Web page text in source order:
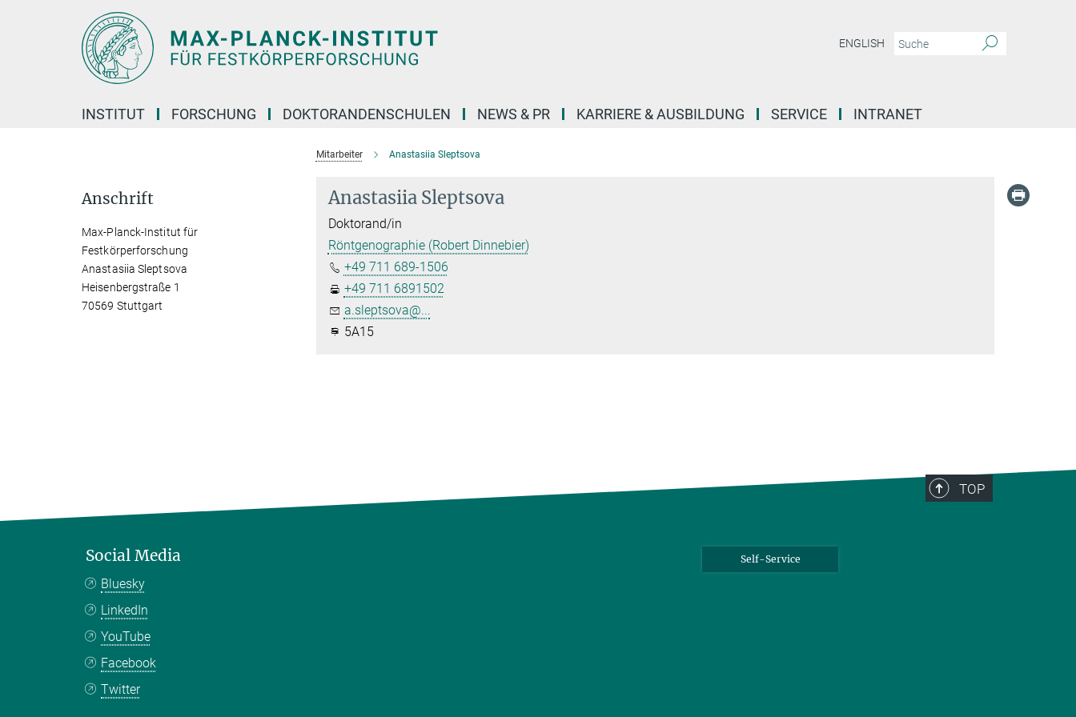
ENGLISH
INSTITUT FORSCHUNG DOKTORANDENSCHULEN NEWS & PR KARRIERE & AUSBILDUNG SERVICE INTRANET
Mitarbeiter Anastasiia Sleptsova
Anastasiia Sleptsova
Doktorand/in
Röntgenographie (Robert Dinnebier)
+49 711 689-1506
+49 711 6891502
a.sleptsova@...
5A15
Anschrift
Max-Planck-Institut für
Festkörperforschung
Anastasiia Sleptsova
Heisenbergstraße 1
70569 Stuttgart
TOP
Social Media
Bluesky
LinkedIn
YouTube
Facebook
Twitter
Self-Service